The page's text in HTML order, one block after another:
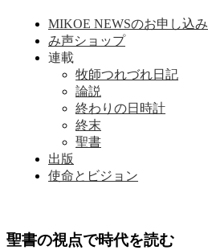
MIKOE NEWSのお申し込み
み声ショップ
連載
牧師つれづれ日記
論説
終わりの日時計
終末
聖書
出版
使命とビジョン
聖書の視点で時代を読む